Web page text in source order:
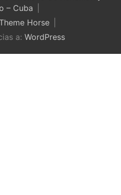
– Cuba
Theme Horse
a: WordPress